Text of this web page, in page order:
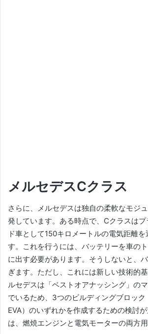
メルセデスCクラス
さらに、メルセデスは独自の柔軟なモジ
発しています。 ある時点で、Cクラスは
ド車として150キロメートルの電気距離
す。
これを行うには、バッテリーを車の
に出す必要があります。そうしないと、
ぎます。 ただし、これには新しい技術的基
ルセデスは「ベストオアナッシング」の
でいるため、3つのビルディングブロック
EVA）のいずれかを作成するための検討が
は、燃焼エンジンと電気モーターの両方用